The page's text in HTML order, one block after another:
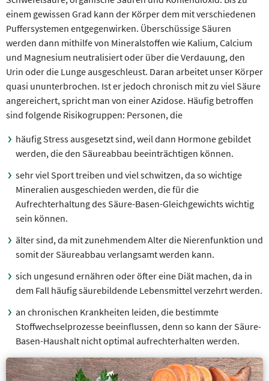
einem gewissen Grad kann der Körper dem mit verschiedenen
Puffersystemen entgegenwirken. Überschüssige Säuren
werden dann mithilfe von Mineralstoffen wie Kalium, Calcium
und Magnesium neutralisiert oder über die Verdauung, den
Urin oder die Lunge ausgeschleust. Daran arbeitet unser Körper
quasi ununterbrochen. Ist er jedoch chronisch mit zu viel Säure
angereichert, spricht man von einer Azidose. Häufig betroffen
sind folgende Risikogruppen: Personen, die
häufig Stress ausgesetzt sind, weil dann Hormone gebildet
werden, die den Säureabbau beeinträchtigen können.
sehr viel Sport treiben und viel schwitzen, da so wichtige
Mineralien ausgeschieden werden, die für die
Aufrechterhaltung des Säure-Basen-Gleichgewichts wichtig
sein können.
älter sind, da mit zunehmendem Alter die Nierenfunktion und
somit der Säureabbau verlangsamt werden kann.
sich ungesund ernähren oder öfter eine Diät machen, da in
dem Fall häufig säurebildende Lebensmittel verzehrt werden.
an chronischen Krankheiten leiden, die bestimmte
Stoffwechselprozesse beeinflussen, denn so kann der Säure-
Basen-Haushalt nicht optimal aufrechterhalten werden.